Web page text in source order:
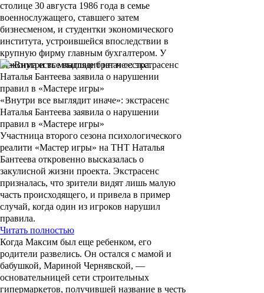
столице 30 августа 1986 года в семье
военнослужащего, ставшего затем
бизнесменом, и студентки экономического
института, устроившейся впоследствии в
крупную фирму главным бухгалтером. У
Максима есть младшие брат и сестра.
«Внутри все выглядит иначе»: экстрасенс
Наталья Бантеева заявила о нарушении
правил в «Мастере игры»
Участница второго сезона психологического
реалити «Мастер игры» на ТНТ Наталья
Бантеева откровенно высказалась о
закулисной жизни проекта. Экстрасенс
призналась, что зрители видят лишь малую
часть происходящего, и привела в пример
случай, когда один из игроков нарушил
правила.
Читать полностью
Когда Максим был еще ребенком, его
родители развелись. Он остался с мамой и
бабушкой, Мариной Чернявской, —
основательницей сети строительных
гипермаркетов, получившей название в честь